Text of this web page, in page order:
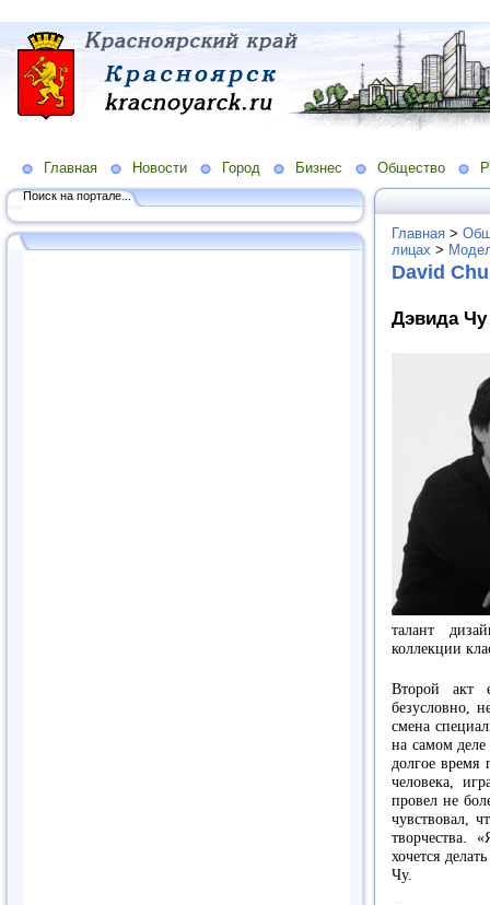
Главная Новости Город Бизнес Общество
Поиск на портале...
Главная >
лицах >
David Chu
Дэвида Чу
талант
коллекции
Второй акт
безусловно,
смена
на самом
долгое время
человека,
провел не
чувствовал,
творчества.
хочется
Чу.